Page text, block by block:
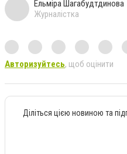
Ельміра Шагабудтдинова
Журналістка
Авторизуйтесь, щоб оцінити
Діліться цією новиною та